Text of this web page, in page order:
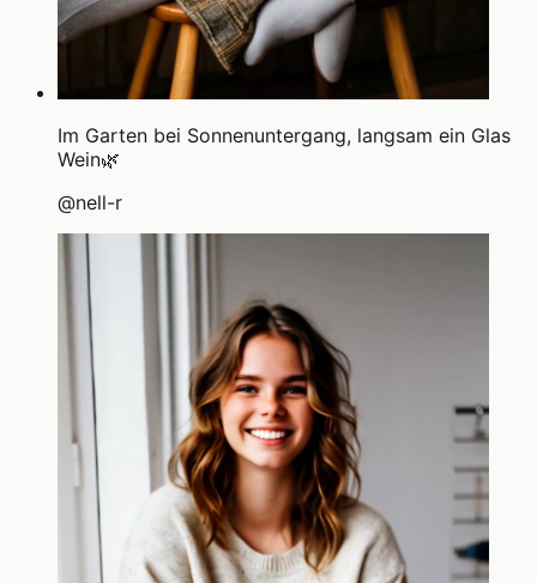
Im Garten bei Sonnenuntergang, langsam ein Glas
Wein🌿
@nell-r